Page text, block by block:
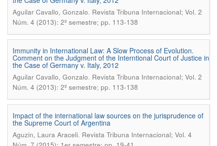
Aguilar Cavallo, Gonzalo. Revista Tribuna Internacional; Vol. 2
Núm. 4 (2013): 2º semestre; pp. 113-138
Immunity in International Law: A Slow Process of Evolution.
Comment on the Judgment of the Interntional Court of Justice in
the Case of Germany v. Italy, 2012
Aguilar Cavallo, Gonzalo. Revista Tribuna Internacional; Vol. 2
Núm. 4 (2013): 2º semestre; pp. 113-138
Impact of the international law sources on the jurisprudence of
the Supreme Court of Argentina
Aguzin, Laura Araceli. Revista Tribuna Internacional; Vol. 4